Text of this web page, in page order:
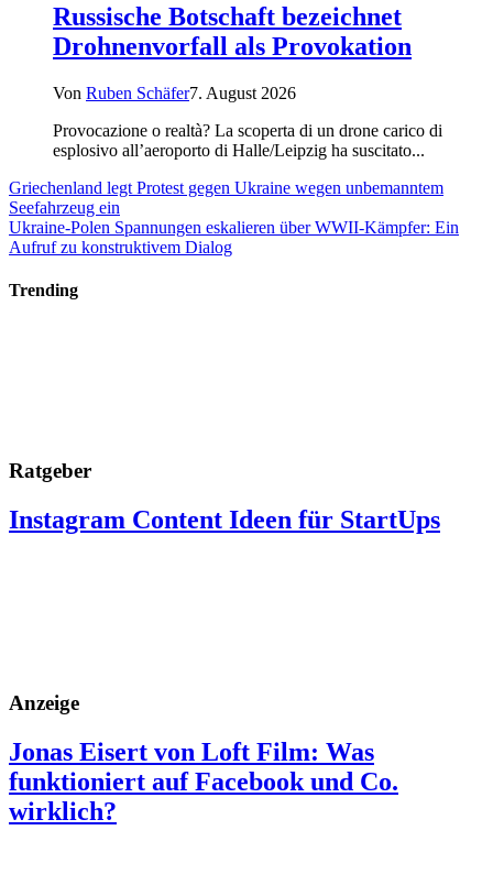
Russische Botschaft bezeichnet
Drohnenvorfall als Provokation
Von Ruben Schäfer7. August 2026
Provocazione o realtà? La scoperta di un drone carico di
esplosivo all’aeroporto di Halle/Leipzig ha suscitato...
Griechenland legt Protest gegen Ukraine wegen unbemanntem
Seefahrzeug ein
Ukraine-Polen Spannungen eskalieren über WWII-Kämpfer: Ein
Aufruf zu konstruktivem Dialog
Trending
Ratgeber
Instagram Content Ideen für StartUps
Anzeige
Jonas Eisert von Loft Film: Was
funktioniert auf Facebook und Co.
wirklich?